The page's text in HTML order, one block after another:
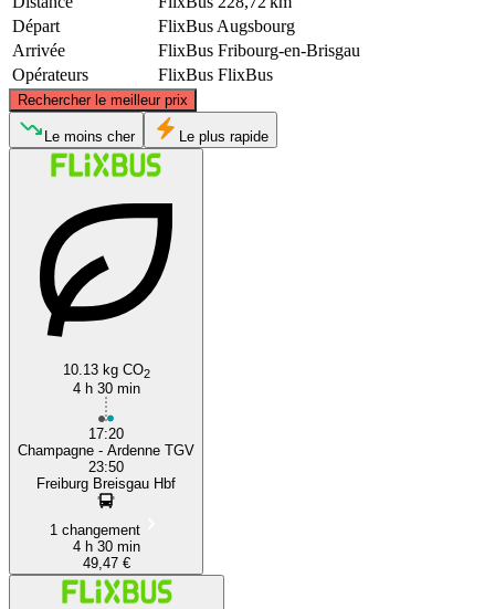
Départ
FlixBus Augsbourg
Arrivée
FlixBus Fribourg-en-Brisgau
Opérateurs
FlixBus FlixBus
Rechercher le meilleur prix
Freiburg
©CARTO
Le moins cher Le plus rapide
10.13 kg CO2
4 h 30 min
17:20
Champagne - Ardenne TGV
23:50
Freiburg Breisgau Hbf
1 changement
4 h 30 min
49,47 €